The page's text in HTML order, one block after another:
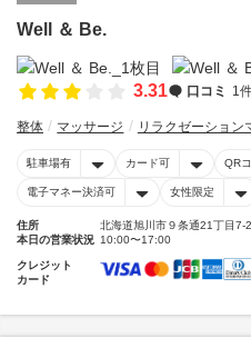
Well ＆ Be.
3.31 口コミ 1
整体 マッサージ リラクゼーション
駐車場有 カード可 QR
電子マネー決済可 女性限定
住所
北海道旭川市９条通21丁目7-
本日の営業状況 10:00〜17:00
クレジット
カード